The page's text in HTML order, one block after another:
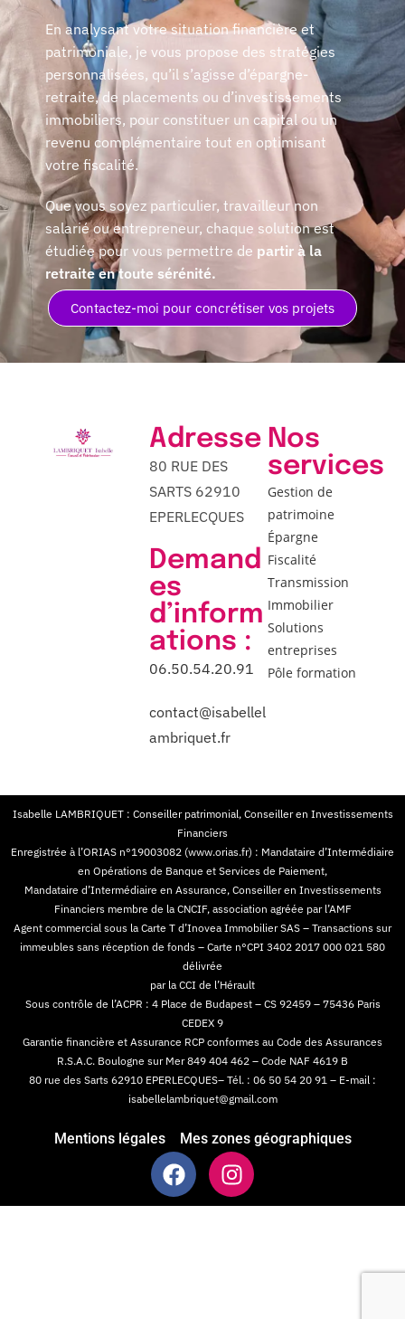
En analysant votre situation financière et
patrimoniale, je vous propose des stratégies
personnalisées, qu’il s’agisse d’épargne-
retraite, de placements ou d’investissements
immobiliers, pour constituer un capital ou un
revenu complémentaire tout en optimisant
votre fiscalité.
Que vous soyez particulier, travailleur non
salarié ou entrepreneur, chaque solution est
étudiée pour vous permettre de partir à la
retraite en toute sérénité.
Contactez-moi pour concrétiser vos projets
Nos
services
Gestion de
patrimoine
Épargne
Fiscalité
Transmission
Immobilier
Solutions
entreprises
Pôle formation
Adresse
80 RUE DES
SARTS 62910
EPERLECQUES
Demand
es
d’inform
ations :
06.50.54.20.91
contact@isabellel
ambriquet.fr
Isabelle LAMBRIQUET : Conseiller patrimonial, Conseiller en Investissements
Financiers
Enregistrée à l’ORIAS n°19003082 (www.orias.fr) : Mandataire d’Intermédiaire
en Opérations de Banque et Services de Paiement,
Mandataire d’Intermédiaire en Assurance, Conseiller en Investissements
Financiers membre de la CNCIF, association agréée par l’AMF
Agent commercial sous la Carte T d’Inovea Immobilier SAS – Transactions sur
immeubles sans réception de fonds – Carte n°CPI 3402 2017 000 021 580
délivrée
par la CCI de l’Hérault
Sous contrôle de l’ACPR : 4 Place de Budapest – CS 92459 – 75436 Paris
CEDEX 9
Garantie financière et Assurance RCP conformes au Code des Assurances
R.S.A.C. Boulogne sur Mer 849 404 462 – Code NAF 4619 B
80 rue des Sarts 62910 EPERLECQUES– Tél. : 06 50 54 20 91 – E-mail :
isabellelambriquet@gmail.com
Mentions légales Mes zones géographiques